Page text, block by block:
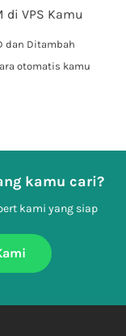
di VPS Kamu
dan Ditambah
otomatis kamu
kamu cari?
kami yang siap